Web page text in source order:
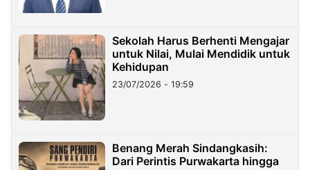
Sekolah Harus Berhenti Mengajar
untuk Nilai, Mulai Mendidik untuk
Kehidupan
23/07/2026 - 19:59
Benang Merah Sindangkasih:
Dari Perintis Purwakarta hingga